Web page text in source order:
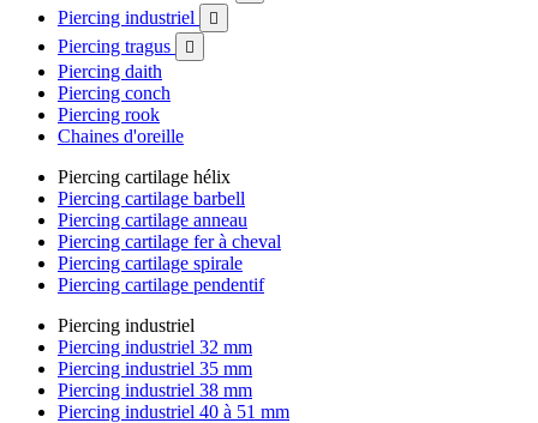
Piercing industriel 
Piercing tragus 
Piercing daith
Piercing conch
Piercing rook
Chaines d'oreille
Piercing cartilage hélix
Piercing cartilage barbell
Piercing cartilage anneau
Piercing cartilage fer à cheval
Piercing cartilage spirale
Piercing cartilage pendentif
Piercing industriel
Piercing industriel 32 mm
Piercing industriel 35 mm
Piercing industriel 38 mm
Piercing industriel 40 à 51 mm